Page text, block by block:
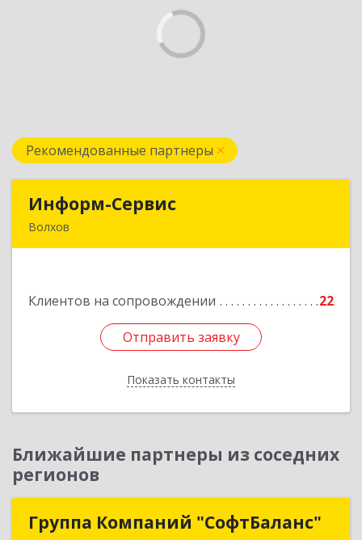
Рекомендованные партнеры
Информ-Сервис
Волхов
Клиентов на сопровождении 22
Отправить заявку
Показать контакты
Подробнее
Отправить заявку
Назад
Ближайшие партнеры из соседних
регионов
Группа Компаний "СофтБаланс"
Группа Компаний "СофтБаланс"